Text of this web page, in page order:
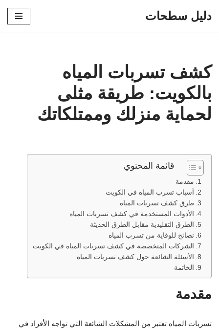
دليل سطحات
كشف تسربات المياه
بالكويت: طريقة مثلى
لحماية منزلك وممتلكاتك
قائمة المحتوي
مقدمة
أسباب تسرب المياه في الكويت
طرق كشف تسربات المياه
الأدوات المستخدمة في كشف تسربات المياه
الطرق التقليدية مقابل الطرق الحديثة
نصائح للوقاية من تسرب المياه
الشركات المتخصصة في كشف تسربات المياه في الكويت
الأسئلة الشائعة حول كشف تسربات المياه
الخاتمة
مقدمة
تسربات المياه تعتبر من المشكلات الشائعة التي تواجه الأفراد في